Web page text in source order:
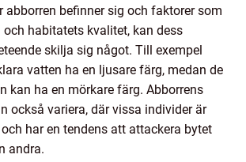
abborren befinner sig och faktorer som
habitatets kvalitet, kan dess
skilja sig något. Till exempel
vatten ha en ljusare färg, medan de
kan ha en mörkare färg. Abborrens
också variera, där vissa individer är
har en tendens att attackera bytet
andra.